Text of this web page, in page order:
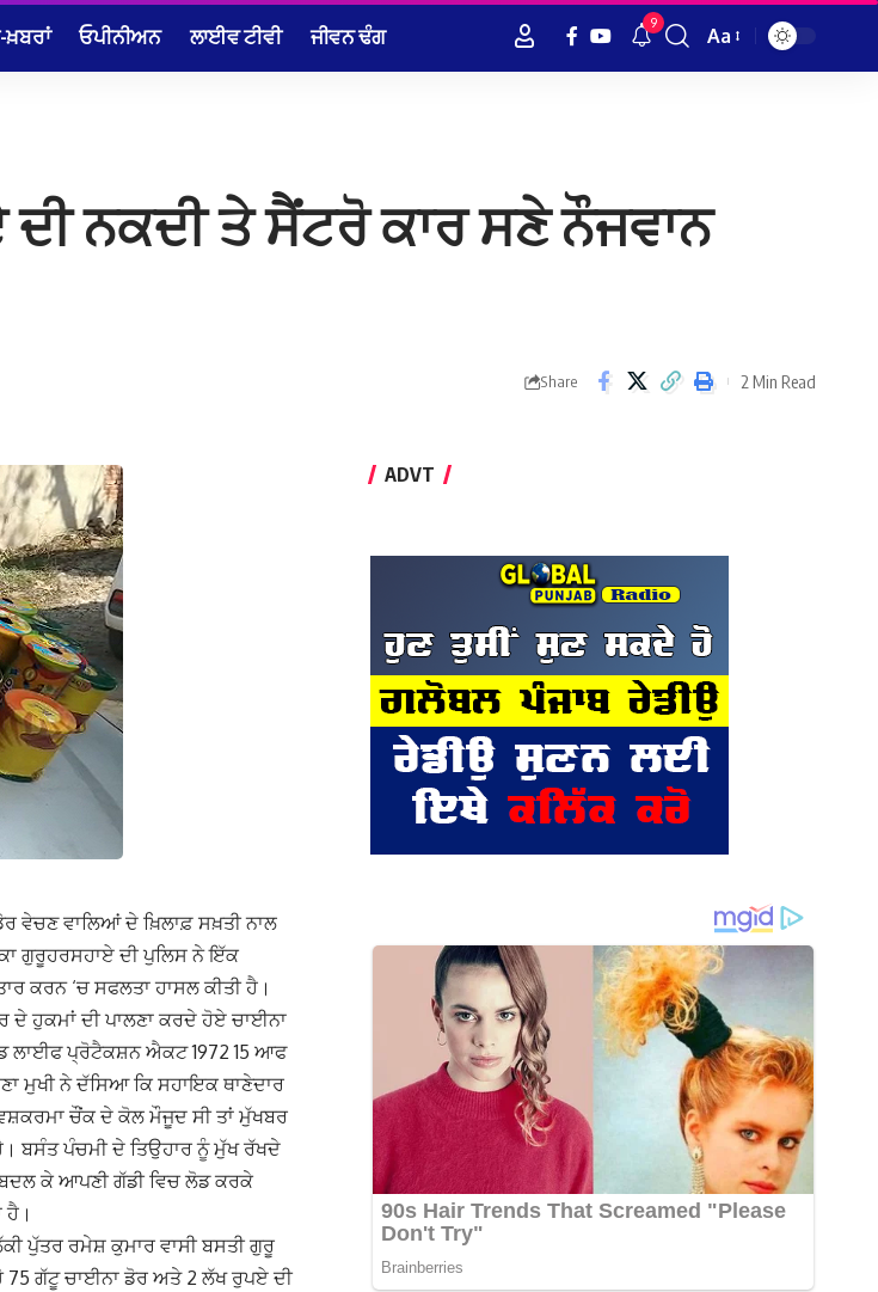
ਖ਼ਬਰਾਂ ਓਪੀਨੀਅਨ ਲਾਈਵ ਟੀਵੀ ਜੀਵਨ ਢੰਗ 9
Font
Aa
ਨਕਦੀ ਤੇ ਸੈਂਟਰੋ ਕਾਰ ਸਣੇ ਨੌਜਵਾਨ
Share 2 Min Read
ਵੇਚਣ ਵਾਲਿਆਂ ਦੇ ਖ਼ਿਲਾਫ਼ ਸਖ਼ਤੀ ਨਾਲ
ਗੁਰੂਹਰਸਹਾਏ ਦੀ ਪੁਲਿਸ ਨੇ ਇੱਕ
ਕਰਨ ‘ਚ ਸਫਲਤਾ ਹਾਸਲ ਕੀਤੀ ਹੈ।
ਦੇ ਹੁਕਮਾਂ ਦੀ ਪਾਲਣਾ ਕਰਦੇ ਹੋਏ ਚਾਈਨਾ
ਲਾਈਫ ਪ੍ਰੋਟੈਕਸ਼ਨ ਐਕਟ 1972 15 ਆਫ
ਮੁਖੀ ਨੇ ਦੱਸਿਆ ਕਿ ਸਹਾਇਕ ਥਾਣੇਦਾਰ
ਚੌਂਕ ਦੇ ਕੋਲ ਮੌਜੂਦ ਸੀ ਤਾਂ ਮੁੱਖਬਰ
ਬਸੰਤ ਪੰਚਮੀ ਦੇ ਤਿਉਹਾਰ ਨੂੰ ਮੁੱਖ ਰੱਖਦੇ
ਕੇ ਆਪਣੀ ਗੱਡੀ ਵਿਚ ਲੋਡ ਕਰਕੇ
ਹੈ।
ਪੁੱਤਰ ਰਮੇਸ਼ ਕੁਮਾਰ ਵਾਸੀ ਬਸਤੀ ਗੁਰੂ
75 ਗੱਟੂ ਚਾਈਨਾ ਡੋਰ ਅਤੇ 2 ਲੱਖ ਰੁਪਏ ਦੀ
ADVT